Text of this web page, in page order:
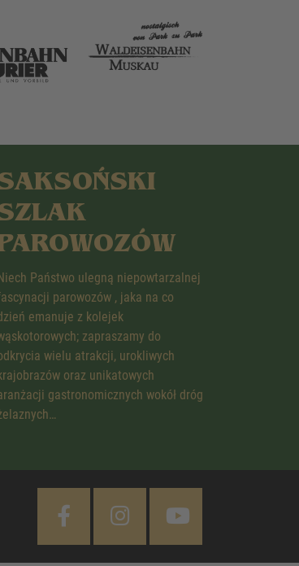
Państwo ulegną niepowtarzalnej
parowozów , jaka na co
emanuje z kolejek
zapraszamy do
wielu atrakcji, urokliwych
oraz unikatowych
gastronomicznych wokół dróg